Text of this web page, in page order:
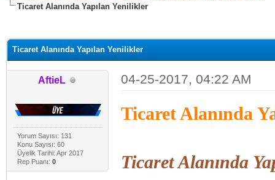
Ticaret Alanında Yapılan Yenilikler
Ticaret Alanında Yapılan Yenilikler
AftieL
Yorum Sayısı: 131
Konu Sayısı: 60
Üyelik Tarihi: Apr 2017
Rep Puanı: 0
04-25-2017, 04:22 AM
Ticaret Alanında
Ticaret Alanında